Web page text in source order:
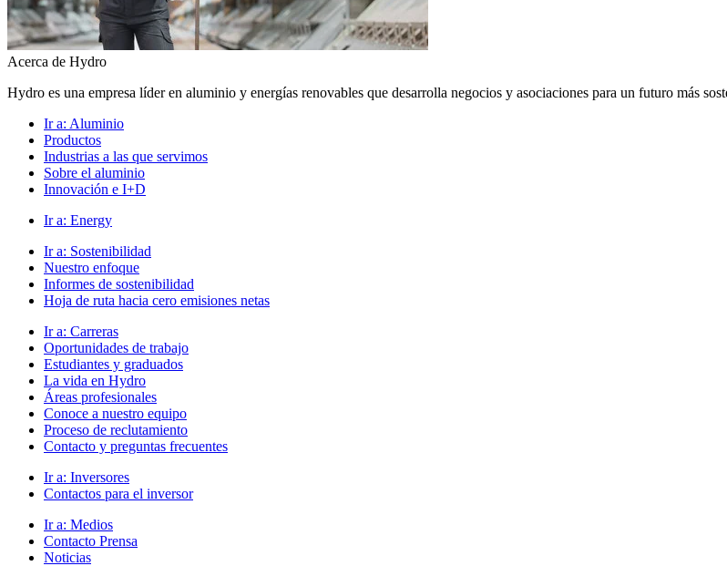
Acerca de Hydro
Hydro es una empresa líder en aluminio y energías renovables que desarrolla negocios y asociaciones para un futuro más
Ir a: Aluminio
Productos
Industrias a las que servimos
Sobre el aluminio
Innovación e I+D
Ir a: Energy
Ir a: Sostenibilidad
Nuestro enfoque
Informes de sostenibilidad
Hoja de ruta hacia cero emisiones netas
Ir a: Carreras
Oportunidades de trabajo
Estudiantes y graduados
La vida en Hydro
Áreas profesionales
Conoce a nuestro equipo
Proceso de reclutamiento
Contacto y preguntas frecuentes
Ir a: Inversores
Contactos para el inversor
Ir a: Medios
Contacto Prensa
Noticias